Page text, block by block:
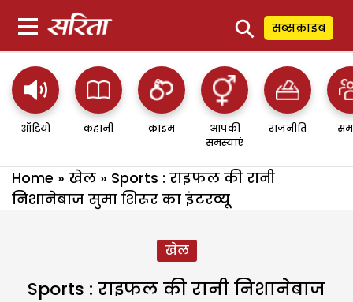
⚲ सब्सक्राइब
ऑडियो कहानी क्राइम
आपकी
समस्याएं
राजनीति
Home » खेल » Sports : राइफल की रानी
निशानेबाज सुमा शिरूर का इंटरव्‍यू
खेल
Sports : राइफल की रानी निशानेबाज